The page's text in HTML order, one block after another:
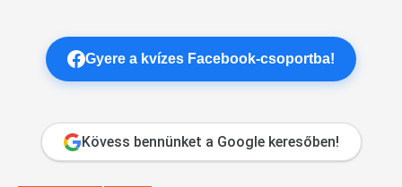
Gyere a kvízes Facebook-csoportba!
Kövess bennünket a Google keresőben!